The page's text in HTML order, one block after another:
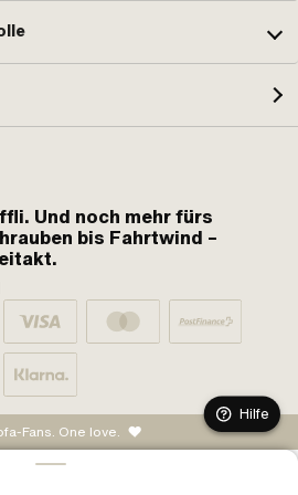
Und noch mehr fürs
bis Fahrtwind –
Fans. One love.
Hilfe